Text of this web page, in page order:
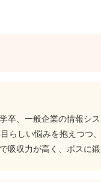
卒、一般企業の情報シ
らしい悩みを抱えつつ
吸収力が高く、ボスに